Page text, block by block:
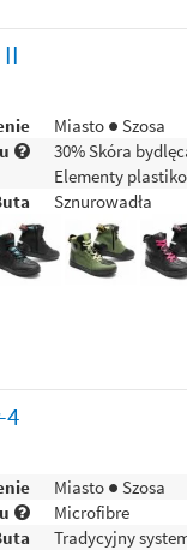
Miasto ● Szosa
30% Skóra
Elementy
Sznurowadła
4
Miasto ● Szosa
Microfibre
Tradycyjny